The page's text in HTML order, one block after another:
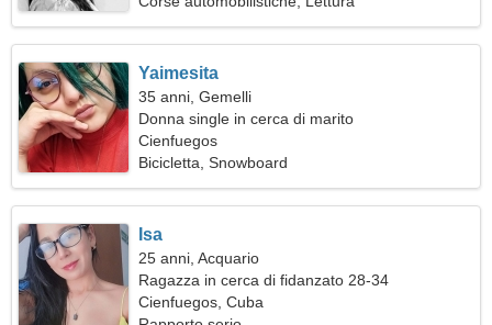
Yaimesita
35 anni, Gemelli
Donna single in cerca di marito
Cienfuegos
Bicicletta, Snowboard
Isa
25 anni, Acquario
Ragazza in cerca di fidanzato 28-34
Cienfuegos, Cuba